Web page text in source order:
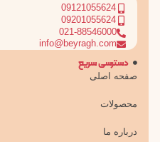
09121055624
09201055624
021-88546000
info@beyragh.com
دسترسی سریع
صفحه اصلی
محصولات
درباره ما